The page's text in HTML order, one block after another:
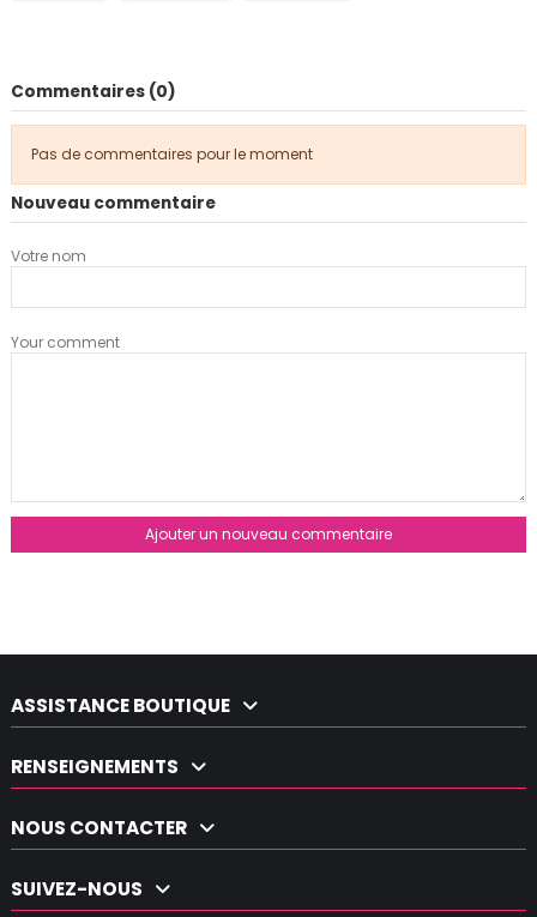
Commentaires (0)
Pas de commentaires pour le moment
Nouveau commentaire
Votre nom
Your comment
Ajouter un nouveau commentaire
ASSISTANCE BOUTIQUE
RENSEIGNEMENTS
NOUS CONTACTER
SUIVEZ-NOUS